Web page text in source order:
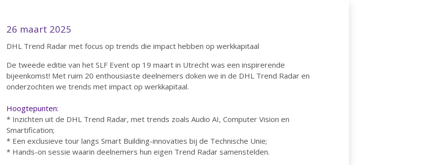
26 maart 2025
DHL Trend Radar met focus op trends die impact hebben op werkkapitaal
De tweede editie van het SLF Event op 19 maart in Utrecht was een inspirerende
bijeenkomst! Met ruim 20 enthousiaste deelnemers doken we in de DHL Trend Radar en
onderzochten we trends met impact op werkkapitaal.
Hoogtepunten:
* Inzichten uit de DHL Trend Radar, met trends zoals Audio AI, Computer Vision en
Smartification;
* Een exclusieve tour langs Smart Building-innovaties bij de Technische Unie;
* Hands-on sessie waarin deelnemers hun eigen Trend Radar samenstelden.